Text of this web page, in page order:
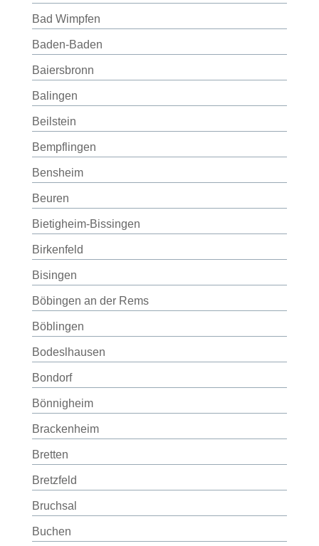
Bad Wimpfen
Baden-Baden
Baiersbronn
Balingen
Beilstein
Bempflingen
Bensheim
Beuren
Bietigheim-Bissingen
Birkenfeld
Bisingen
Böbingen an der Rems
Böblingen
Bodeslhausen
Bondorf
Bönnigheim
Brackenheim
Bretten
Bretzfeld
Bruchsal
Buchen